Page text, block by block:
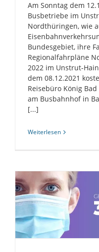
Am Sonntag dem
Busbetriebe im
Nordthüringen, wie
Bundesgebiet, ihre
Regionalfahrpläne
2022 im Unstrut-
dem 08.12.2021
Reisebüro König
am Busbahnhof in
[...]
Weiterlesen